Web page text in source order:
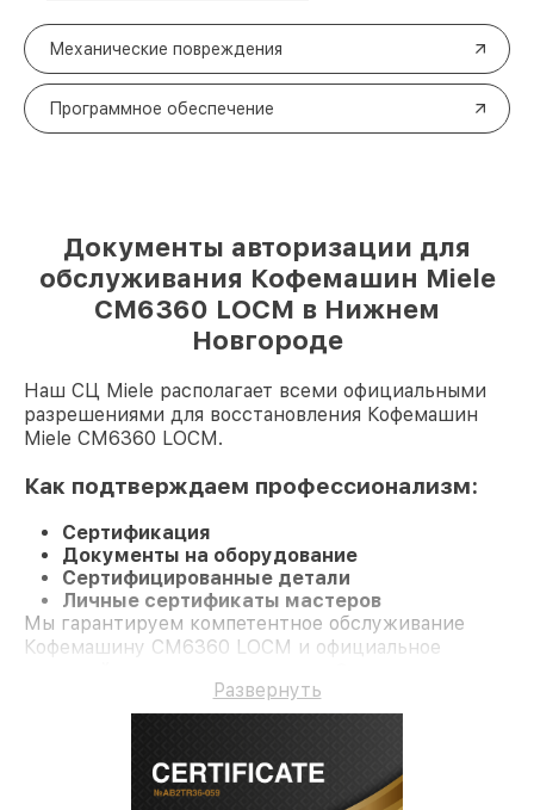
Механические повреждения
Программное обеспечение
Документы авторизации для
обслуживания Кофемашин Miele
CM6360 LOCM в Нижнем
Новгороде
Наш СЦ Miele располагает всеми официальными
разрешениями для восстановления Кофемашин
Miele CM6360 LOCM.
Как подтверждаем профессионализм:
Сертификация
Документы на оборудование
Сертифицированные детали
Личные сертификаты мастеров
Мы гарантируем компетентное обслуживание
Кофемашину CM6360 LOCM и официальное
Развернуть